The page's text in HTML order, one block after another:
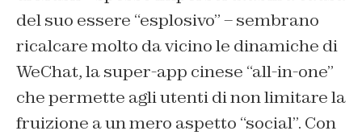
del suo essere “esplosivo” – sembrano
ricalcare molto da vicino le dinamiche di
WeChat, la super-app cinese “all-in-one”
che permette agli utenti di non limitare la
fruizione a un mero aspetto “social”. Con